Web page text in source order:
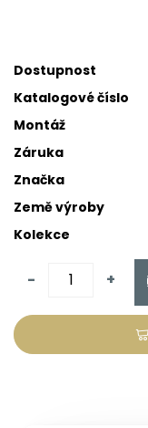
Dostupnost
Katalogové číslo
Montáž
Záruka
Značka
Země výroby
Kolekce
- +